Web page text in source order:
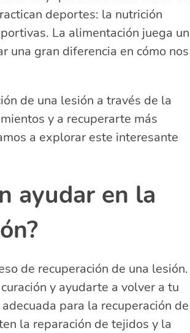
lesiones
de lesiones con la
paciente?
los procesos de recuperación de
deportes: la nutrición
La alimentación juega un
una gran diferencia en cómo nos
de una lesión a través de la
y a recuperarte más
a explorar este interesante
ayudar en la
de recuperación de una lesión.
y ayudarte a volver a tu
para la recuperación de
la reparación de tejidos y la